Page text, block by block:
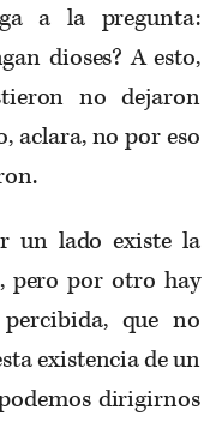
a la pregunta:
dioses? A esto,
no dejaron
aclara, no por eso
un lado existe la
pero por otro hay
que no
existencia de un
dirigirnos